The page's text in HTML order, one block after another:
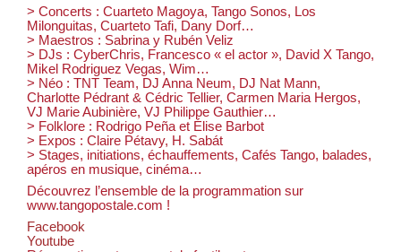
> Concerts : Cuarteto Magoya, Tango Sonos, Los
Milonguitas, Cuarteto Tafi, Dany Dorf…
> Maestros : Sabrina y Rubén Veliz
> DJs : CyberChris, Francesco « el actor », David X Tango,
Mikel Rodriguez Vegas, Wim…
> Néo : TNT Team, DJ Anna Neum, DJ Nat Mann,
Charlotte Pédrant & Cédric Tellier, Carmen Maria Hergos,
VJ Marie Aubinière, VJ Philippe Gauthier…
> Folklore : Rodrigo Peña et Élise Barbot
> Expos : Claire Pétavy, H. Sabát
> Stages, initiations, échauffements, Cafés Tango, balades,
apéros en musique, cinéma…
Découvrez l’ensemble de la programmation sur
www.tangopostale.com !
Facebook
Youtube